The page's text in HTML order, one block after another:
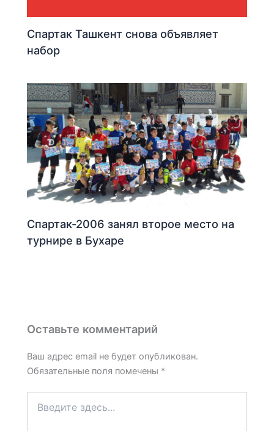
Спартак Ташкент снова объявляет
набор
Спартак-2006 занял второе место на
турнире в Бухаре
Оставьте комментарий
Ваш адрес email не будет опубликован.
Обязательные поля помечены *
здесь...